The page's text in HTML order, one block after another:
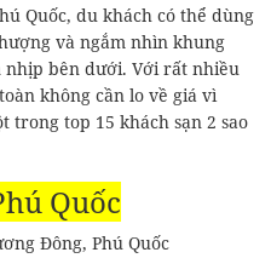
Quốc, du khách có thể dùng
và ngắm nhìn khung
bên dưới. Với rất nhiều
không cần lo về giá vì
trong top 15 khách sạn 2 sao
Quốc
Đông, Phú Quốc